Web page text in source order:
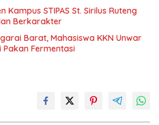
Kampus STIPAS St. Sirilus Ruteng
Berkarakter
Barat, Mahasiswa KKN Unwar
Fermentasi